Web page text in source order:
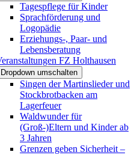
Tagespflege für Kinder
Sprachförderung und
Logopädie
Erziehungs-, Paar- und
Lebensberatung
FZ Holthausen
Dropdown umschalten
Singen der Martinslieder und
Stockbrotbacken am
Lagerfeuer
Waldwunder für
(Groß-)Eltern und Kinder ab
3 Jahren
Grenzen geben Sicherheit –